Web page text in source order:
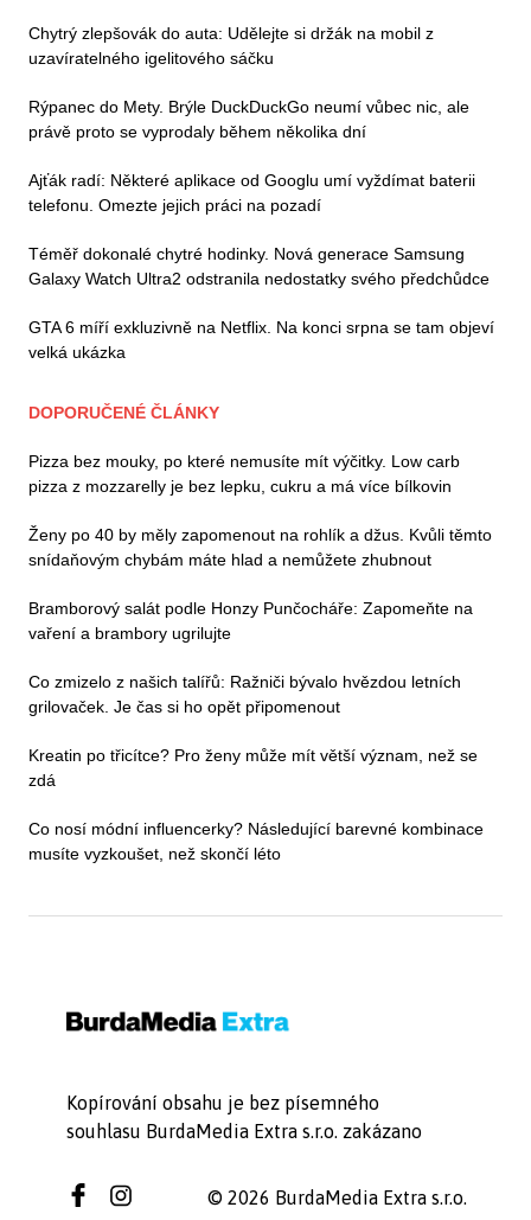
Chytrý zlepšovák do auta: Udělejte si držák na mobil z
uzavíratelného igelitového sáčku
Rýpanec do Mety. Brýle DuckDuckGo neumí vůbec nic, ale
právě proto se vyprodaly během několika dní
Ajťák radí: Některé aplikace od Googlu umí vyždímat baterii
telefonu. Omezte jejich práci na pozadí
Téměř dokonalé chytré hodinky. Nová generace Samsung
Galaxy Watch Ultra2 odstranila nedostatky svého předchůdce
GTA 6 míří exkluzivně na Netflix. Na konci srpna se tam objeví
velká ukázka
DOPORUČENÉ ČLÁNKY
Pizza bez mouky, po které nemusíte mít výčitky. Low carb
pizza z mozzarelly je bez lepku, cukru a má více bílkovin
Ženy po 40 by měly zapomenout na rohlík a džus. Kvůli těmto
snídaňovým chybám máte hlad a nemůžete zhubnout
Bramborový salát podle Honzy Punčocháře: Zapomeňte na
vaření a brambory ugrilujte
Co zmizelo z našich talířů: Ražniči bývalo hvězdou letních
grilovaček. Je čas si ho opět připomenout
Kreatin po třicítce? Pro ženy může mít větší význam, než se
zdá
Co nosí módní influencerky? Následující barevné kombinace
musíte vyzkoušet, než skončí léto
Kopírování obsahu je bez písemného
souhlasu BurdaMedia Extra s.r.o. zakázano
© 2026 BurdaMedia Extra s.r.o.